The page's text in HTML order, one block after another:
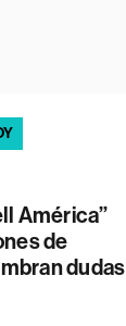
América”
de
dudas